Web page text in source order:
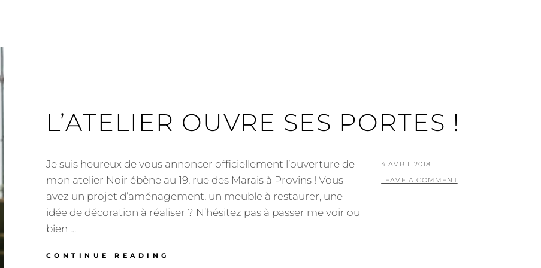
L’ATELIER OUVRE SES PORTES !
Je suis heureux de vous annoncer officiellement l’ouverture de
mon atelier Noir ébène au 19, rue des Marais à Provins ! Vous
avez un projet d’aménagement, un meuble à restaurer, une
idée de décoration à réaliser ? N’hésitez pas à passer me voir ou
bien …
CONTINUE READING
POSTED
ON
4 AVRIL 2018
LEAVE A COMMENT